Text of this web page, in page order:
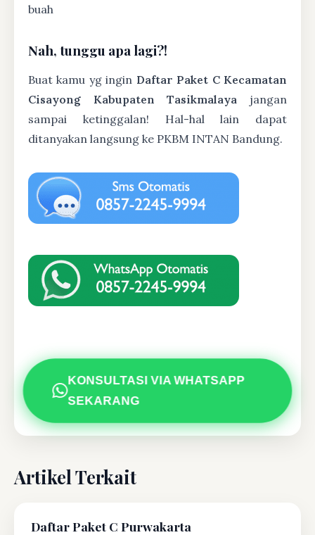
buah
Nah, tunggu apa lagi?!
Buat kamu yg ingin Daftar Paket C Kecamatan
Cisayong Kabupaten Tasikmalaya jangan
sampai ketinggalan! Hal-hal lain dapat
ditanyakan langsung ke PKBM INTAN Bandung.
KONSULTASI VIA WHATSAPP
SEKARANG
Artikel Terkait
Daftar Paket C Purwakarta